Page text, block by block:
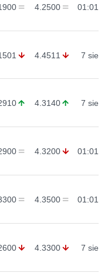
4.2500 01:01
4.4511 7 sie
4.3140 7 sie
4.3200 01:01
4.3500 01:01
4.3300 7 sie